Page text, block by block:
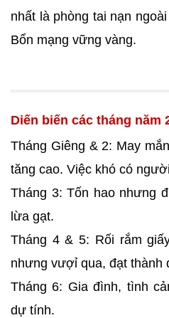
nhất là phòng tai nạn
Bổn mạng vững vàng.
Diến biến các tháng năm
Tháng Giêng & 2: May
tăng cao. Việc khó có
Tháng 3: Tốn hao nhưng
lừa gạt.
Tháng 4 & 5: Rối rắm
nhưng vượỉ qua, đạt thành
Tháng 6: Gia đình, tình
dự tính.